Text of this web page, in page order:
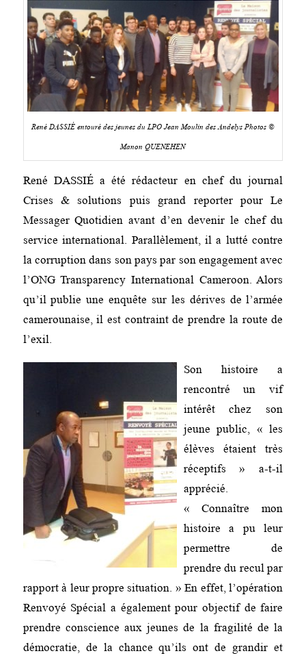
René DASSIÉ entouré des jeunes du LPO Jean Moulin des Andelys Photos ©
Manon QUENEHEN
René DASSIÉ a été rédacteur en chef du journal
Crises & solutions puis grand reporter pour Le
Messager Quotidien avant d’en devenir le chef du
service international. Parallèlement, il a lutté contre
la corruption dans son pays par son engagement avec
l’ONG Transparency International Cameroon. Alors
qu’il publie une enquête sur les dérives de l’armée
camerounaise, il est contraint de prendre la route de
l’exil.
Son histoire a
rencontré un vif
intérêt chez son
jeune public, « les
élèves étaient très
réceptifs » a-t-il
apprécié.
« Connaître mon
histoire a pu leur
permettre de
prendre du recul par
rapport à leur propre situation. » En effet, l’opération
Renvoyé Spécial a également pour objectif de faire
prendre conscience aux jeunes de la fragilité de la
démocratie, de la chance qu’ils ont de grandir et